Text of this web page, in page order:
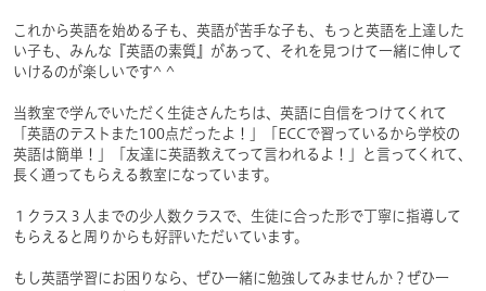
これから英語を始める子も、英語が苦手な子も、もっと英語を上達した
い子も、みんな『英語の素質』があって、それを見つけて一緒に伸して
いけるのが楽しいです^ ^
当教室で学んでいただく生徒さんたちは、英語に自信をつけてくれて
「英語のテストまた100点だったよ！」「ECCで習っているから学校の
英語は簡単！」「友達に英語教えてって言われるよ！」と言ってくれて、
長く通ってもらえる教室になっています。
１クラス３人までの少人数クラスで、生徒に合った形で丁寧に指導して
もらえると周りからも好評いただいています。
もし英語学習にお困りなら、ぜひ一緒に勉強してみませんか？ぜひ一